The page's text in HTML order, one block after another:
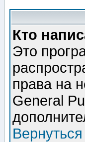
Кто
Это
права на
General